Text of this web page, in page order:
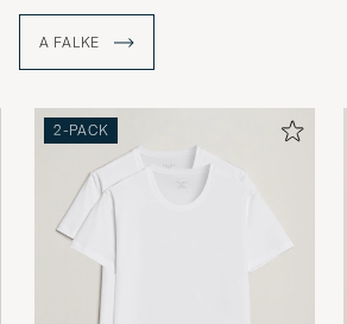
Fin julegave til nevø.
LIS N ACQUISTATO IL SU
A FALKE
2-PACK